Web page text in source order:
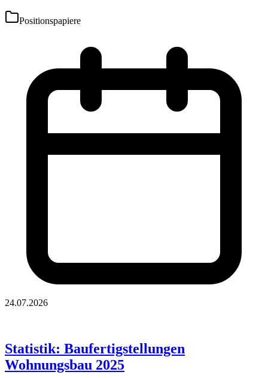
Positionspapiere
24.07.2026
Statistik: Baufertigstellungen
Wohnungsbau 2025